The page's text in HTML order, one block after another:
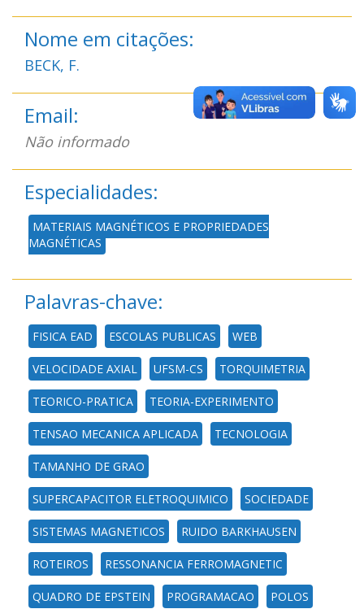
Nome em citações:
BECK, F.
Email:
Não informado
Especialidades:
MATERIAIS MAGNÉTICOS E PROPRIEDADES
MAGNÉTICAS
Palavras-chave:
FISICA EAD ESCOLAS PUBLICAS WEB
VELOCIDADE AXIAL UFSM-CS TORQUIMETRIA
TEORICO-PRATICA TEORIA-EXPERIMENTO
TENSAO MECANICA APLICADA TECNOLOGIA
TAMANHO DE GRAO
SUPERCAPACITOR ELETROQUIMICO SOCIEDADE
SISTEMAS MAGNETICOS RUIDO BARKHAUSEN
ROTEIROS RESSONANCIA FERROMAGNETIC
QUADRO DE EPSTEIN PROGRAMACAO POLOS